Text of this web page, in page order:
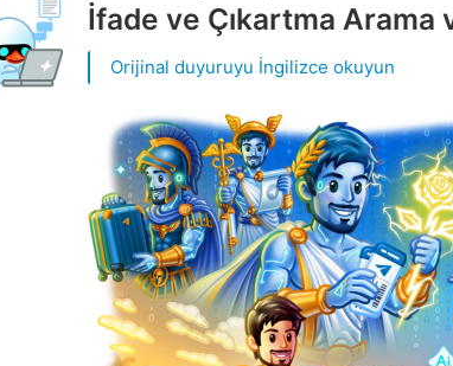
İfade ve Çıkartma Arama
Orijinal duyuruyu İngilizce okuyun